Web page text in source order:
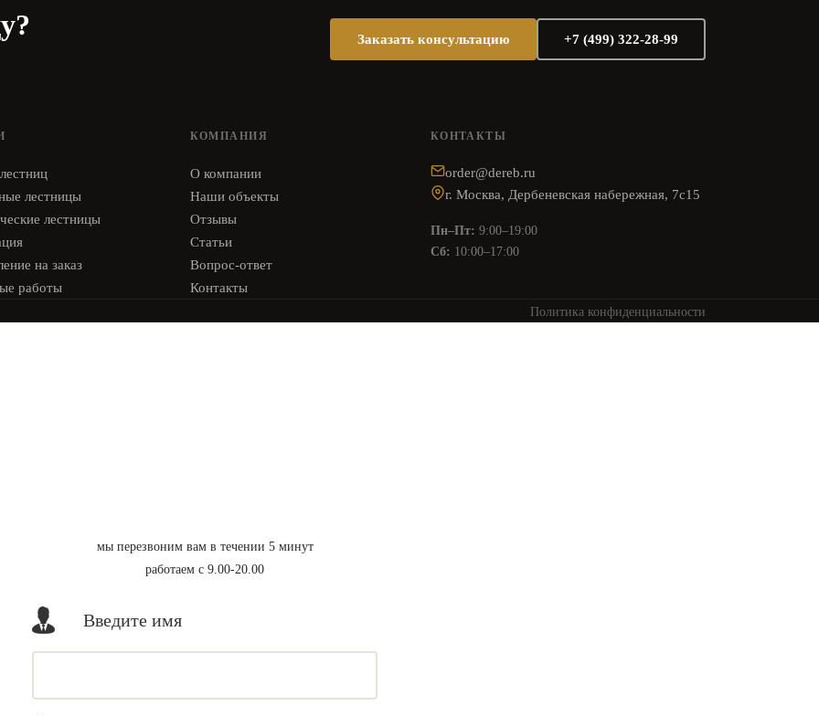
Заказать консультацию +7 (499) 322-28-99
лестницы
лестницы
на заказ
работы
КОМПАНИЯ
О компании
Наши объекты
Отзывы
Статьи
Вопрос-ответ
Контакты
КОНТАКТЫ
order@dereb.ru
г. Москва, Дербеневская набережная, 7с15
Пн–Пт: 9:00–19:00
Сб: 10:00–17:00
Политика конфиденциальности
мы перезвоним вам в течении 5 минут
работаем с 9.00-20.00
Введите имя